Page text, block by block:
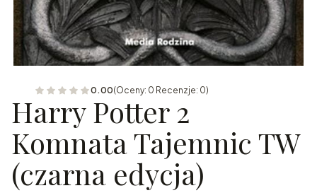
0.00(Oceny: 0 Recenzje: 0)
Harry Potter 2
Komnata Tajemnic TW
(czarna edycja)